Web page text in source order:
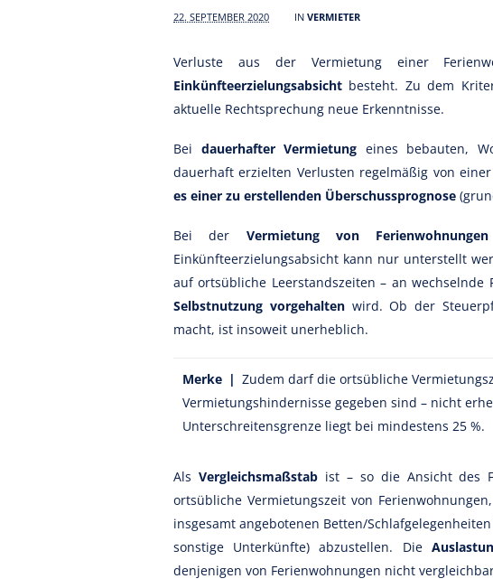
22. SEPTEMBER 2020 IN VERMIETER
Verluste aus der Vermietung einer
Einkünfteerzielungsabsicht besteht. Zu dem
aktuelle Rechtsprechung neue Erkenntnisse.
Bei dauerhafter Vermietung eines bebauten,
dauerhaft erzielten Verlusten regelmäßig von
es einer zu erstellenden Überschussprognose
Bei der Vermietung von Ferienwohnungen
Einkünfteerzielungsabsicht kann nur unterstellt
auf ortsübliche Leerstandszeiten – an wechselnde
Selbstnutzung vorgehaltenwird. Ob der
macht, ist insoweit unerheblich.
Merke | Zudem darf die ortsübliche
Vermietungshindernisse gegeben sind – nicht
Unterschreitensgrenze liegt bei mindestens 25 %.
Als Vergleichsmaßstabist – so die Ansicht des
ortsübliche Vermietungszeit von
insgesamt angebotenen Betten/
sonstige Unterkünfte) abzustellen. Die
denjenigen von Ferienwohnungen nicht